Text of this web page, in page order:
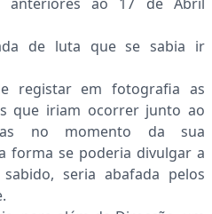
de luta que se sabia ir
registar em fotografia as
que iriam ocorrer junto ao
no momento da sua
forma se poderia divulgar a
seria abafada pelos